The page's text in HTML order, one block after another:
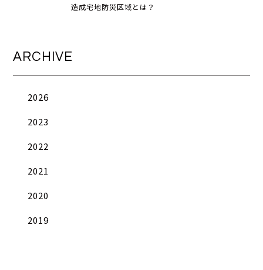
造成宅地防災区域とは？
ARCHIVE
2026
2023
2022
2021
2020
2019